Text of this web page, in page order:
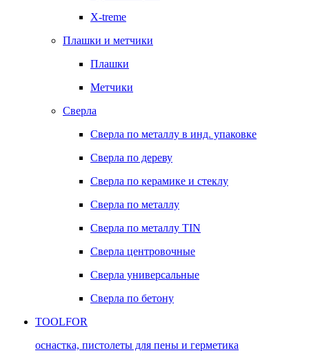
X-treme
Плашки и метчики
Плашки
Метчики
Сверла
Сверла по металлу в инд. упаковке
Сверла по дереву
Сверла по керамике и стеклу
Сверла по металлу
Сверла по металлу TIN
Сверла центровочные
Сверла универсальные
Сверла по бетону
TOOLFOR
оснастка, пистолеты для пены и герметика